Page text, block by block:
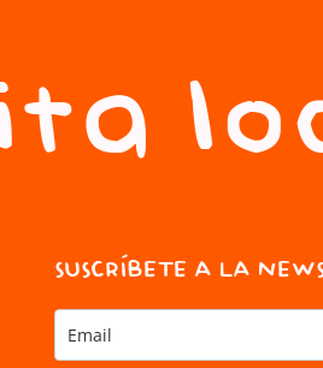
SUSCRÍBETE A LA